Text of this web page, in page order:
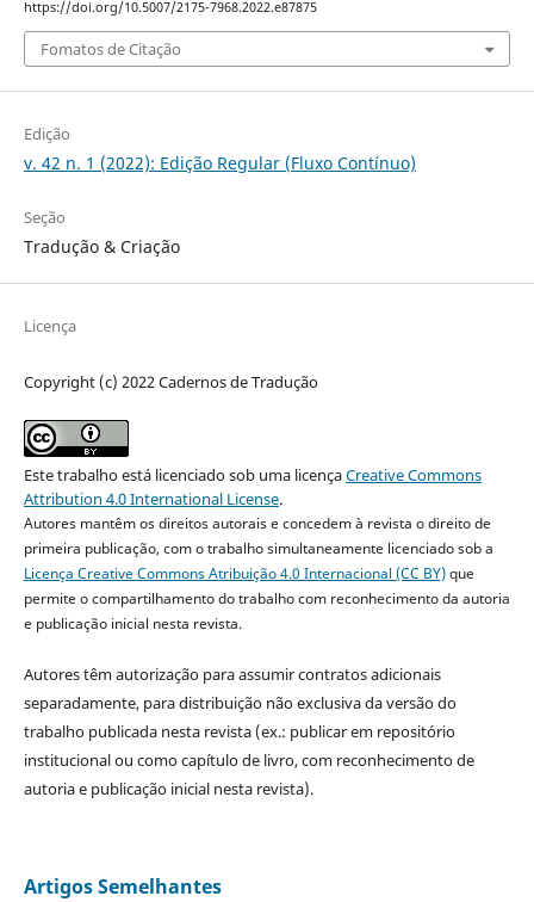
https://doi.org/10.5007/2175-7968.2022.e87875
Fomatos de Citação
Edição
v. 42 n. 1 (2022): Edição Regular (Fluxo Contínuo)
Seção
Tradução & Criação
Licença
Copyright (c) 2022 Cadernos de Tradução
Este trabalho está licenciado sob uma licençaCreative Commons
Attribution 4.0 International License.
Autores mantêm os direitos autorais e concedem à revista o direito de
primeira publicação, com o trabalho simultaneamente licenciado sob a
Licença Creative Commons Atribuição 4.0 Internacional (CC BY)que
permite o compartilhamento do trabalho com reconhecimento da autoria
e publicação inicial nesta revista.
Autores têm autorização para assumir contratos adicionais
separadamente, para distribuição não exclusiva da versão do
trabalho publicada nesta revista (ex.: publicar em repositório
institucional ou como capítulo de livro, com reconhecimento de
autoria e publicação inicial nesta revista).
Artigos Semelhantes